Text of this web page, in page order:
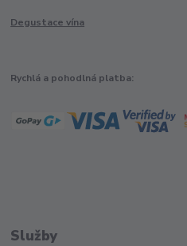
Degustace vína
Rychlá a pohodlná platba:
Služby